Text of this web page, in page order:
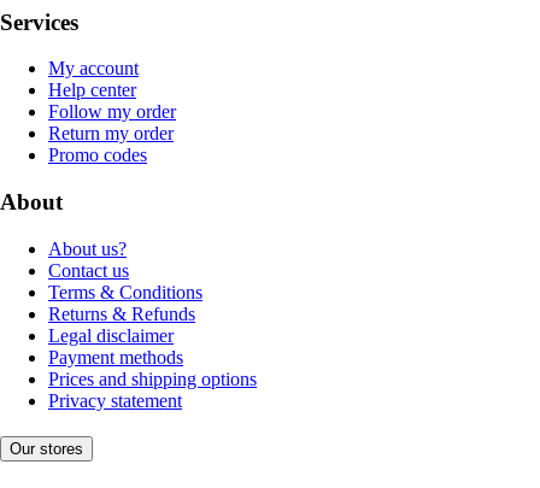
Services
My account
Help center
Follow my order
Return my order
Promo codes
About
About us?
Contact us
Terms & Conditions
Returns & Refunds
Legal disclaimer
Payment methods
Prices and shipping options
Privacy statement
Our stores